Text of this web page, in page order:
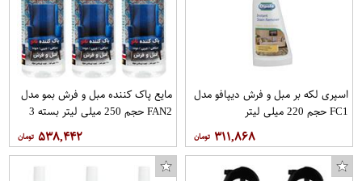
اسپری لکه بر مبل و فرش دیپافو مدل
FC1 حجم 220 میلی لیتر
۳۱۱,۸۶۸
مایع پاک کننده مبل و فرش بمو مدل
FAN2 حجم 250 میلی لیتر بسته 3
۵۳۸,۴۴۲